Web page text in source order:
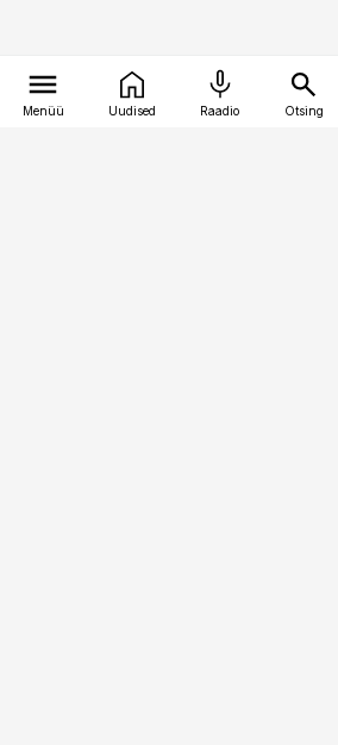
Menüü Uudised Raadio Otsing